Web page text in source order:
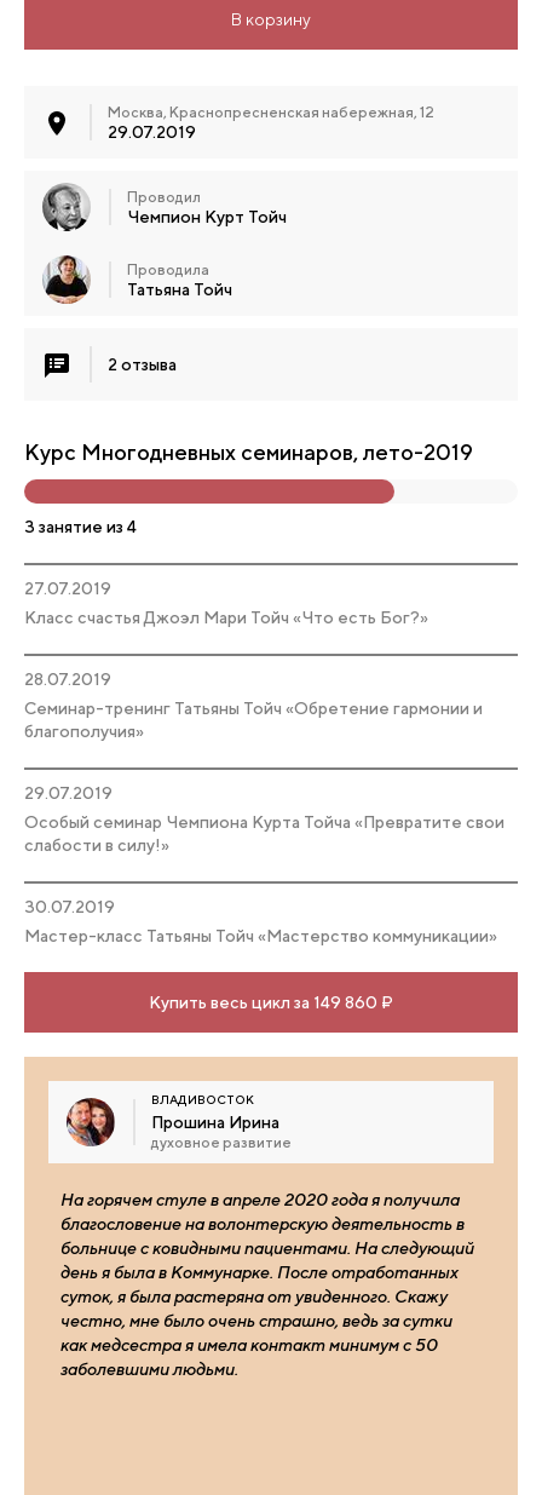
Москва, Краснопресненская набережная, 12
29.07.2019
Проводил
Чемпион Курт Тойч
Проводила
Татьяна Тойч
2 отзыва
В корзину
Курс Многодневных семинаров, лето-2019
3 занятие из 4
27.07.2019
Класс счастья Джоэл Мари Тойч «Что есть Бог?»
28.07.2019
Семинар-тренинг Татьяны Тойч «Обретение гармонии и
благополучия»
29.07.2019
Особый семинар Чемпиона Курта Тойча «Превратите свои
слабости в силу!»
30.07.2019
Мастер-класс Татьяны Тойч «Мастерство коммуникации»
Купить весь цикл за 149 860 ₽
ВЛАДИВОСТОК
Прошина Ирина
духовное развитие
На горячем стуле в апреле 2020 года я получила
благословение на волонтерскую деятельность в
больнице с ковидными пациентами. На следующий
день я была в Коммунарке. После отработанных
суток, я была растеряна от увиденного. Скажу
честно, мне было очень страшно, ведь за сутки
как медсестра я имела контакт минимум с 50
заболевшими людьми.